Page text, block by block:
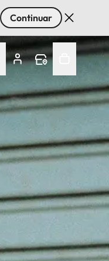
Continuar